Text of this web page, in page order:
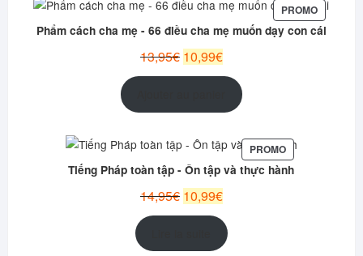
PROMOPRODUIT
EN
Phẩm cách cha mẹ - 66 điều cha mẹ muốn dạy con cái
13,95€ Le
prix
10,99€Le
prix
actuel
est :
PROMOPRODUIT
EN
PROMOTION
Tiếng Pháp toàn tập - Ôn tập và thực hành
14,95€ Le
10,99€Le
actuel
est :